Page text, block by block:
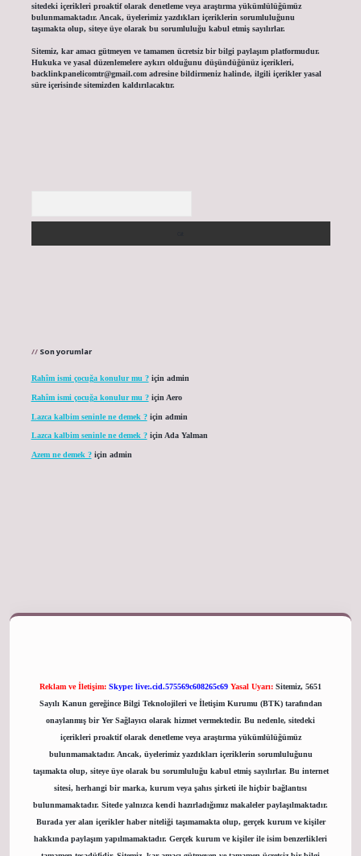
sitedeki içerikleri proaktif olarak denetleme veya araştırma yükümlülüğümüz
bulunmamaktadır. Ancak, üyelerimiz yazdıkları içeriklerin sorumluluğunu
taşımakta olup, siteye üye olarak bu sorumluluğu kabul etmiş sayılırlar.
Sitemiz, kar amacı gütmeyen ve tamamen ücretsiz bir bilgi paylaşım platformudur.
Hukuka ve yasal düzenlemelere aykırı olduğunu düşündüğünüz içerikleri,
backlinkpanelicomtr@gmail.comadresine bildirmeniz halinde, ilgili içerikler yasal
süre içerisinde sitemizden kaldırılacaktır.
Son yorumlar
Rahîm ismi çocuğa konulur mu ?için admin
Rahîm ismi çocuğa konulur mu ?için Aero
Lazca kalbim seninle ne demek ?için admin
Lazca kalbim seninle ne demek ?için Ada Yalman
Azem ne demek ?için admin
Reklam ve İletişim: Skype: live:.cid.575569c608265c69 Yasal Uyarı: Sitemiz, 5651
Sayılı Kanun gereğince Bilgi Teknolojileri ve İletişim Kurumu (BTK) tarafından
onaylanmış bir Yer Sağlayıcı olarak hizmet vermektedir. Bu nedenle, sitedeki
içerikleri proaktif olarak denetleme veya araştırma yükümlülüğümüz
bulunmamaktadır. Ancak, üyelerimiz yazdıkları içeriklerin sorumluluğunu
taşımakta olup, siteye üye olarak bu sorumluluğu kabul etmiş sayılırlar. Bu internet
sitesi, herhangi bir marka, kurum veya şahıs şirketi ile hiçbir bağlantısı
bulunmamaktadır. Sitede yalnızca kendi hazırladığımız makaleler paylaşılmaktadır.
Burada yer alan içerikler haber niteliği taşımamakta olup, gerçek kurum ve kişiler
hakkında paylaşım yapılmamaktadır. Gerçek kurum ve kişiler ile isim benzerlikleri